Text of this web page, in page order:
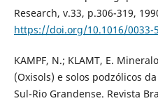
Research, v.33, p.306-319,
https://doi.org/10.1016/0033-
KAMPF, N.; KLAMT, E.
(Oxisols) e solos podzólicos
Sul-Rio Grandense. Revista